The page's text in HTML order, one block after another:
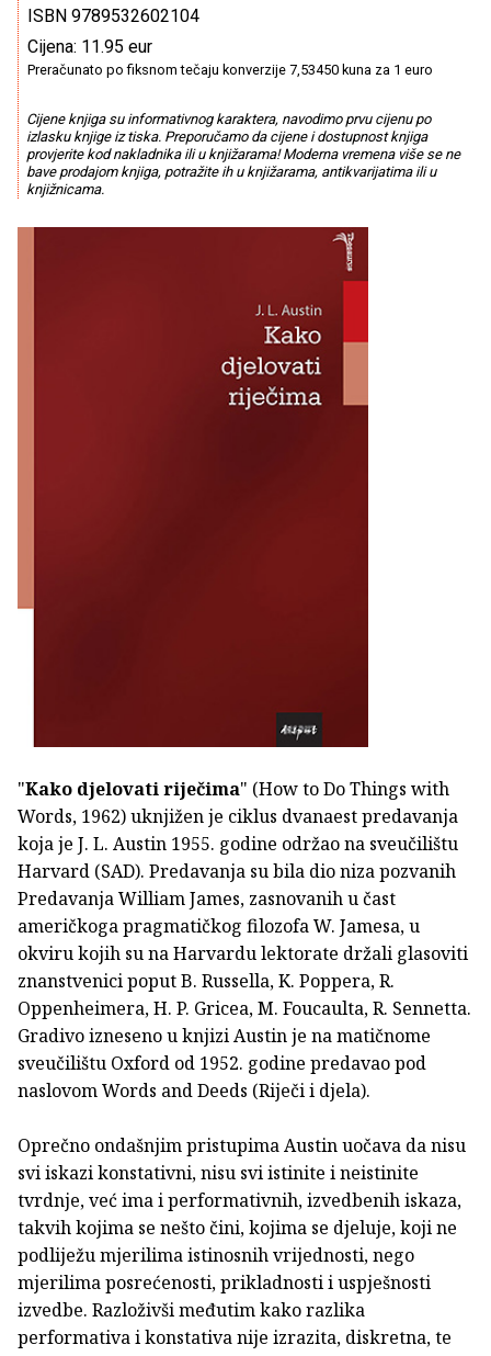
ISBN 9789532602104
Cijena: 11.95 eur
Preračunato po fiksnom tečaju konverzije 7,53450 kuna za 1 euro
Cijene knjiga su informativnog karaktera, navodimo prvu cijenu po
izlasku knjige iz tiska. Preporučamo da cijene i dostupnost knjiga
provjerite kod nakladnika ili u knjižarama! Moderna vremena više se ne
bave prodajom knjiga, potražite ih u knjižarama, antikvarijatima ili u
knjižnicama.
"Kako djelovati riječima" (How to Do Things with
Words, 1962) uknjižen je ciklus dvanaest predavanja
koja je J. L. Austin 1955. godine održao na sveučilištu
Harvard (SAD). Predavanja su bila dio niza pozvanih
Predavanja William James, zasnovanih u čast
američkoga pragmatičkog filozofa W. Jamesa, u
okviru kojih su na Harvardu lektorate držali glasoviti
znanstvenici poput B. Russella, K. Poppera, R.
Oppenheimera, H. P. Gricea, M. Foucaulta, R. Sennetta.
Gradivo izneseno u knjizi Austin je na matičnome
sveučilištu Oxford od 1952. godine predavao pod
naslovom Words and Deeds (Riječi i djela).
Oprečno ondašnjim pristupima Austin uočava da nisu
svi iskazi konstativni, nisu svi istinite i neistinite
tvrdnje, već ima i performativnih, izvedbenih iskaza,
takvih kojima se nešto čini, kojima se djeluje, koji ne
podliježu mjerilima istinosnih vrijednosti, nego
mjerilima posrećenosti, prikladnosti i uspješnosti
izvedbe. Razloživši međutim kako razlika
performativa i konstativa nije izrazita, diskretna, te